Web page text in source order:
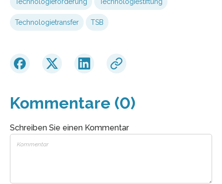
Technologietransfer TSB
Kommentare (0)
Schreiben Sie einen Kommentar